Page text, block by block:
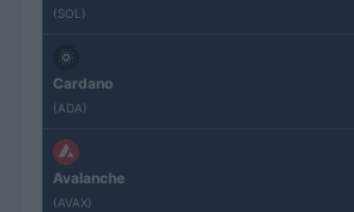
(SOL)
Cardano
(ADA)
Avalanche
(AVAX)